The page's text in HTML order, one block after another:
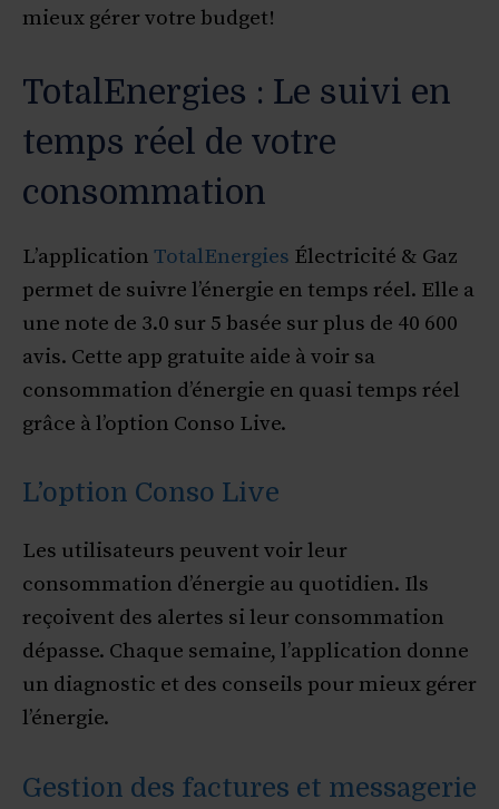
mieux gérer votre budget!
TotalEnergies : Le suivi en
temps réel de votre
consommation
L’application TotalEnergies Électricité & Gaz
permet de suivre l’énergie en temps réel. Elle a
une note de 3.0 sur 5 basée sur plus de 40 600
avis. Cette app gratuite aide à voir sa
consommation d’énergie en quasi temps réel
grâce à l’option Conso Live.
L’option Conso Live
Les utilisateurs peuvent voir leur
consommation d’énergie au quotidien. Ils
reçoivent des alertes si leur consommation
dépasse. Chaque semaine, l’application donne
un diagnostic et des conseils pour mieux gérer
l’énergie.
Gestion des factures et messagerie